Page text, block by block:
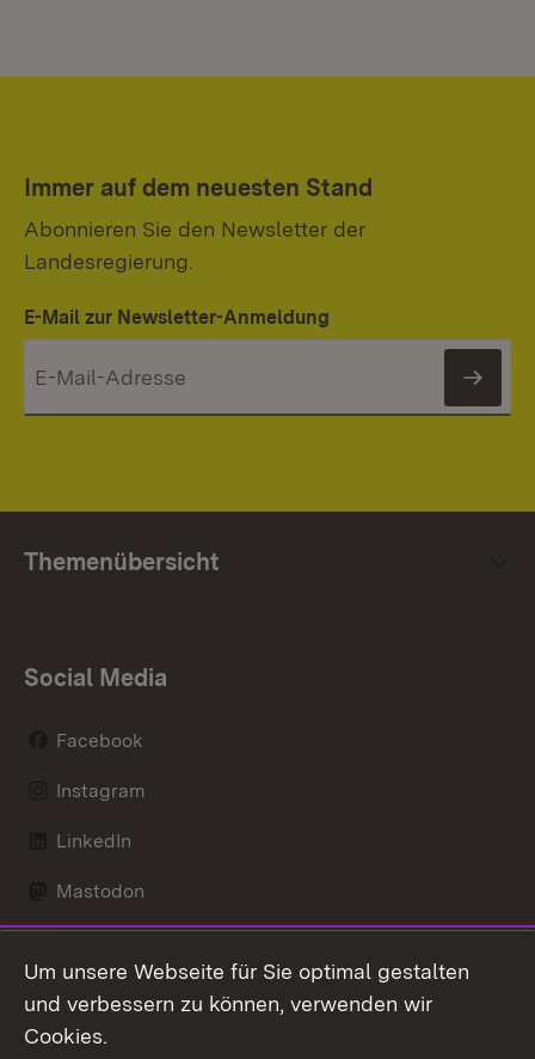
Immer auf dem neuesten Stand
Abonnieren Sie den Newsletter der
Landesregierung.
E-Mail zur Newsletter-Anmeldung
Themenübersicht
Social Media
Facebook
Instagram
LinkedIn
Mastodon
X / Twitter
Youtube
Um unsere Webseite für Sie optimal gestalten
und verbessern zu können, verwenden wir
Cookies.